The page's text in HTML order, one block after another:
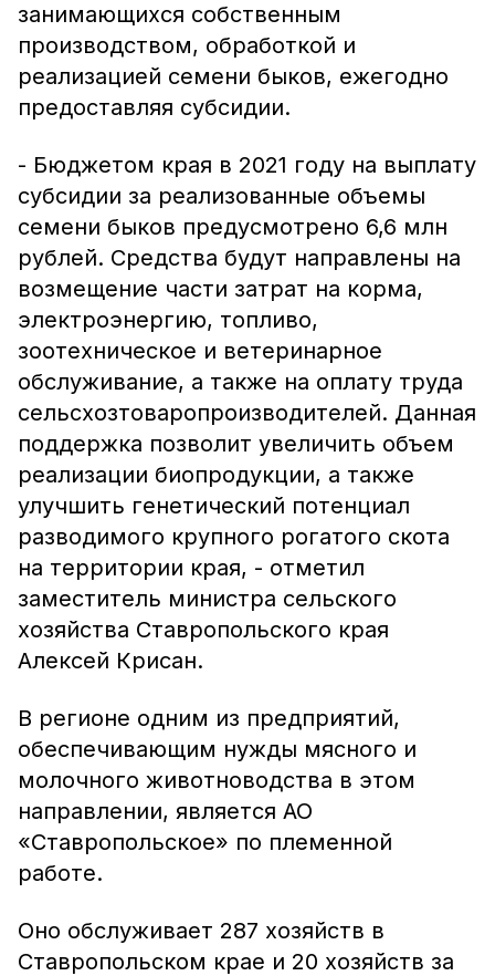
занимающихся собственным
производством, обработкой и
реализацией семени быков, ежегодно
предоставляя субсидии.
- Бюджетом края в 2021 году на выплату
субсидии за реализованные объемы
семени быков предусмотрено 6,6 млн
рублей. Средства будут направлены на
возмещение части затрат на корма,
электроэнергию, топливо,
зоотехническое и ветеринарное
обслуживание, а также на оплату труда
сельсхозтоваропроизводителей. Данная
поддержка позволит увеличить объем
реализации биопродукции, а также
улучшить генетический потенциал
разводимого крупного рогатого скота
на территории края, - отметил
заместитель министра сельского
хозяйства Ставропольского края
Алексей Крисан.
В регионе одним из предприятий,
обеспечивающим нужды мясного и
молочного животноводства в этом
направлении, является АО
«Ставропольское» по племенной
работе.
Оно обслуживает 287 хозяйств в
Ставропольском крае и 20 хозяйств за